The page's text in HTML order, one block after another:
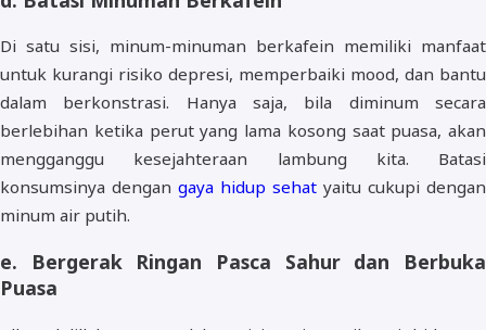
Di satu sisi, minum-minuman berkafein memiliki manfaat
untuk kurangi risiko depresi, memperbaiki mood, dan bantu
dalam berkonstrasi. Hanya saja, bila diminum secara
berlebihan ketika perut yang lama kosong saat puasa, akan
mengganggu kesejahteraan lambung kita. Batasi
konsumsinya dengan gaya hidup sehat yaitu cukupi dengan
minum air putih.
e. Bergerak Ringan Pasca Sahur dan Berbuka
Puasa